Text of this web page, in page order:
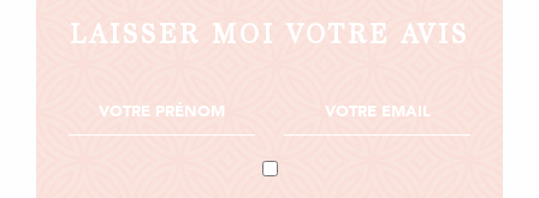
LAISSER MOI VOTRE AVIS